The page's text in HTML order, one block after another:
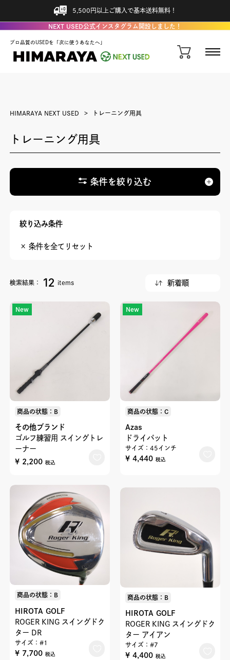
5,500円以上ご購入で基本送料無料！
NEXT USED公式インスタグラム開設しました！
プロ品質のUSEDを「次に使うあなたへ」
HIMARAYA NEXT USED トレーニング用具
トレーニング用具
条件を絞り込む
絞り込み条件
× 条件を全てリセット
検索結果： 12 items
New
商品の状態：B
その他ブランド
ゴルフ練習用 スイングトレ
ーナー
¥ 2,200 税込
New
商品の状態：C
Azas
ドライバット
サイズ：45インチ
¥ 4,440 税込
商品の状態：B
HIROTA GOLF
ROGER KING スイングドク
ター DR
サイズ：#1
¥ 7,700 税込
商品の状態：B
HIROTA GOLF
ROGER KING スイングドク
ター アイアン
サイズ：#7
¥ 4,400 税込